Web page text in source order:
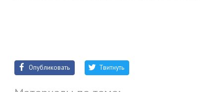
Опубликовать Твитнуть